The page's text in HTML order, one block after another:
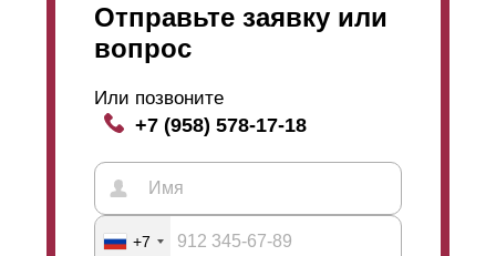
Отправьте заявку или
вопрос
Или позвоните
+7 (958) 578-17-18
+7